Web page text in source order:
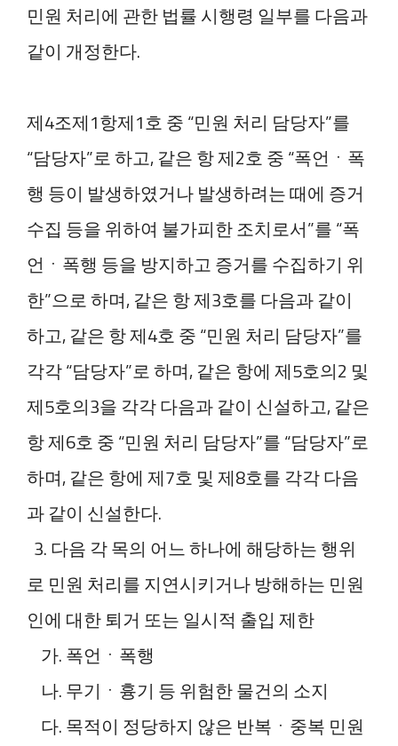
​민원 처리에 관한 법률 시행령 일부를 다음과
같이 개정한다.
제4조제1항제1호 중 “민원 처리 담당자”를
“담당자”로 하고, 같은 항 제2호 중 “폭언ㆍ폭
행 등이 발생하였거나 발생하려는 때에 증거
수집 등을 위하여 불가피한 조치로서”를 “폭
언ㆍ폭행 등을 방지하고 증거를 수집하기 위
한”으로 하며, 같은 항 제3호를 다음과 같이
하고, 같은 항 제4호 중 “민원 처리 담당자”를
각각 “담당자”로 하며, 같은 항에 제5호의2 및
제5호의3을 각각 다음과 같이 신설하고, 같은
항 제6호 중 “민원 처리 담당자”를 “담당자”로
하며, 같은 항에 제7호 및 제8호를 각각 다음
과 같이 신설한다.
3. 다음 각 목의 어느 하나에 해당하는 행위
로 민원 처리를 지연시키거나 방해하는 민원
인에 대한 퇴거 또는 일시적 출입 제한
가. 폭언ㆍ폭행
나. 무기ㆍ흉기 등 위험한 물건의 소지
다. 목적이 정당하지 않은 반복ㆍ중복 민원